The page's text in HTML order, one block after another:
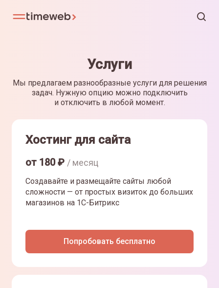
Услуги
Мы предлагаем разнообразные услуги для решения
задач. Нужную опцию можно подключить
и отключить в любой момент.
Хостинг для сайта
от 180₽ / месяц
Создавайте и размещайте сайты любой
сложности — от простых визиток до больших
магазинов на 1С-Битрикс
Попробовать бесплатно